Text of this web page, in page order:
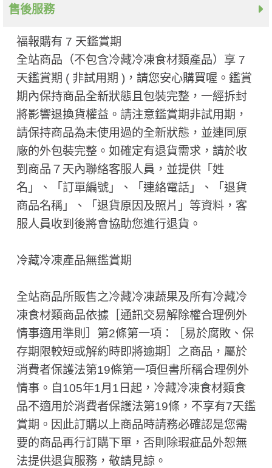
售後服務
福報購有 7 天鑑賞期
全站商品（不包含冷藏冷凍食材類產品）享 7
天鑑賞期 ( 非試用期 ​)，請您安心購買喔。鑑賞
期內保持商品全新狀態且包裝完整，一經拆封
將影響退換貨權益。請注意鑑賞期非試用期，
請保持商品為未使用過的全新狀態，並連同原
廠的外包裝完整。如確定有退貨需求，請於收
到商品７天內聯絡客服人員，並提供「姓
名」、「訂單編號」、「連絡電話」、「退貨
商品名稱」、「退貨原因及照片」等資料，客
服人員收到後將會協助您進行退貨。
冷藏冷凍產品無鑑賞期
全站商品所販售之冷藏冷凍蔬果及所有冷藏冷
凍食材類商品依據［通訊交易解除權合理例外
情事適用準則］第2條第一項：［易於腐敗、保
存期限較短或解約時即將逾期］之商品，屬於
消費者保護法第19條第一項但書所稱合理例外
情事。自105年1月1日起，冷藏冷凍食材類食
品不適用於消費者保護法第19條，不享有7天鑑
賞期。因此訂購以上商品時請務必確認是您需
要的商品再行訂購下單，否則除瑕疵品外恕無
法提供退貨服務，敬請見諒。